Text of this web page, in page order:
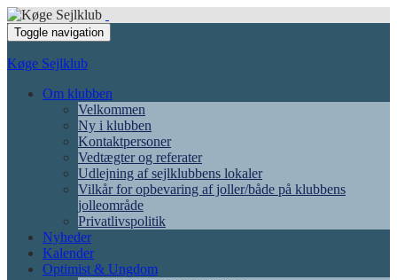
Toggle navigation
Køge Sejlklub
Om klubben
Velkommen
Ny i klubben
Kontaktpersoner
Vedtægter og referater
Udlejning af sejlklubbens lokaler
Vilkår for opbevaring af joller/både på klubbens
jolleområde
Privatlivspolitik
Nyheder
Kalender
Optimist & Ungdom